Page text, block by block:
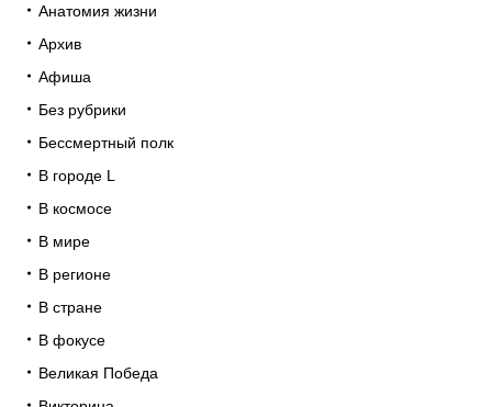
Анатомия жизни
Архив
Афиша
Без рубрики
Бессмертный полк
В городе L
В космосе
В мире
В регионе
В стране
В фокусе
Великая Победа